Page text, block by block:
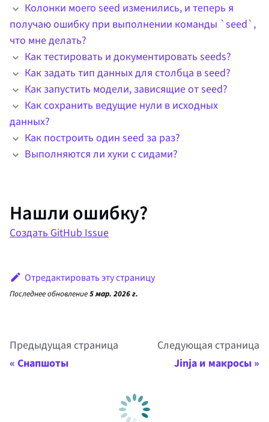
Колонки моего seed изменились, и теперь я
получаю ошибку при выполнении команды `seed`,
что мне делать?
Как тестировать и документировать seeds?
Как задать тип данных для столбца в seed?
Как запустить модели, зависящие от seed?
Как сохранить ведущие нули в исходных
данных?
Как построить один seed за раз?
Выполняются ли хуки с сидами?
Нашли ошибку?
Создать GitHub Issue
Отредактировать эту страницу
Последнее обновление5 мар. 2026 г.
Предыдущая страница
Снапшоты
Следующая страница
Jinja и макросы